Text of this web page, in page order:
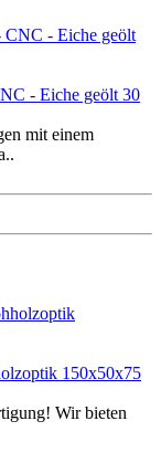
- Eiche geölt 30
mit einem
150x50x75
Wir bieten